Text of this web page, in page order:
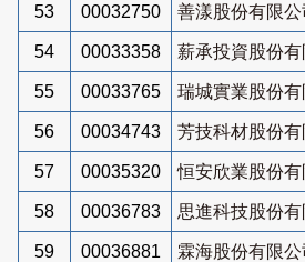
53 00032750 善漾股份有限公
54 00033358 薪承投資股份有
55 00033765 瑞城實業股份有
56 00034743 芳技科材股份有
57 00035320 恒安欣業股份有
58 00036783 思進科技股份有
59 00036881 霖海股份有限公